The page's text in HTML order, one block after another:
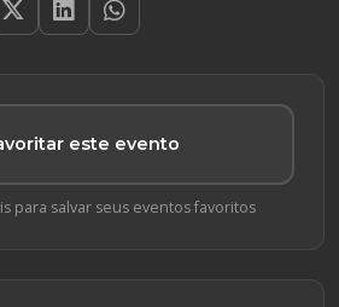
este evento
para salvar seus eventos favoritos